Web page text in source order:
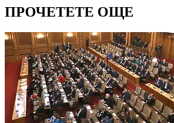
ПРОЧЕТЕТЕ ОЩЕ